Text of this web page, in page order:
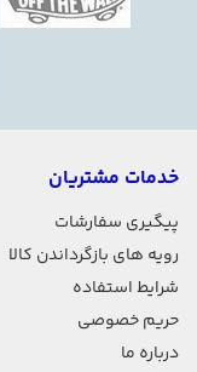
خدمات مشتریان
پیگیری سفارشات
رویه های بازگرداندن کالا
شرایط استفاده
حریم خصوصی
درباره ما